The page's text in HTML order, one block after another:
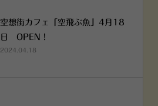
空想街カフェ「空飛ぶ魚」4月18
日 OPEN！
2024.04.18